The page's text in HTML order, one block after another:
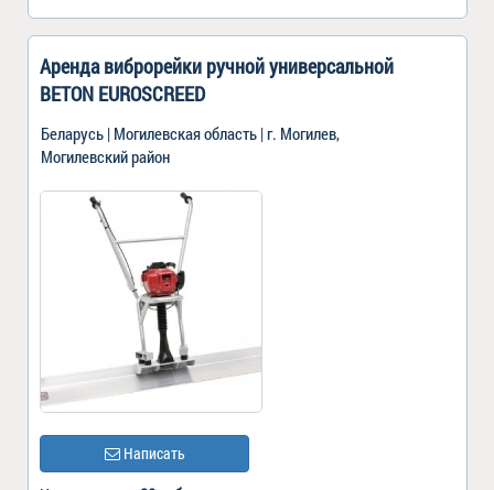
Аренда виброрейки ручной универсальной
BETON EUROSCREED
Беларусь | Могилевская область | г. Могилев,
Могилевский район
Написать